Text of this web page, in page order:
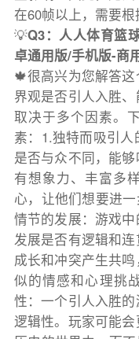
在60帧以上，需要根
💡Q3：人人体育篮
卓通用版/手机版-商
🍁很高兴为您解答
界观是否引人入胜、
取决于多个因素。
素：1.独特而吸引
是否与众不同，能
有想象力、丰富多
心，让他们想要进
情节的发展：游戏
发展是否有逻辑和连
成长和冲突产生共
似的情感和心理挑
性：一个引人入胜
逻辑性。玩家可能